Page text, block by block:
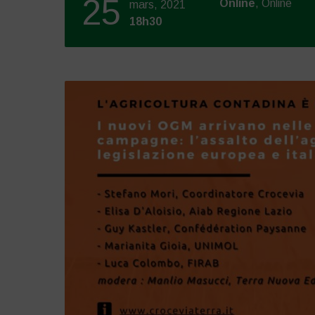
25
mars, 2021
18h30
Online, Online